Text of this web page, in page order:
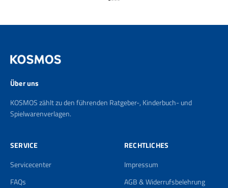
Gehe zu Element 1
Gehe zu Element 2
Gehe zu Element 3
Gehe zu Element 4
Über uns
KOSMOS zählt zu den führenden Ratgeber-, Kinderbuch- und
Spielwarenverlagen.
SERVICE
Servicecenter
FAQs
RECHTLICHES
Impressum
AGB & Widerrufsbelehrung